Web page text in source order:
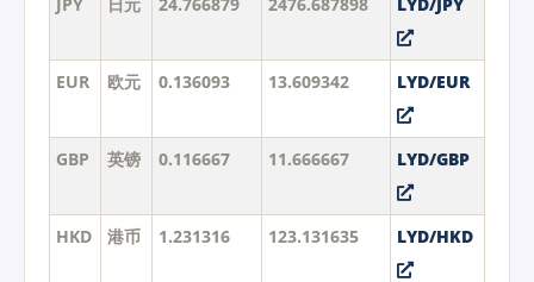
EUR 欧元 0.136093 13.609342 LYD/EUR
GBP 英镑 0.116667 11.666667 LYD/GBP
HKD 港币 1.231316 123.131635 LYD/HKD